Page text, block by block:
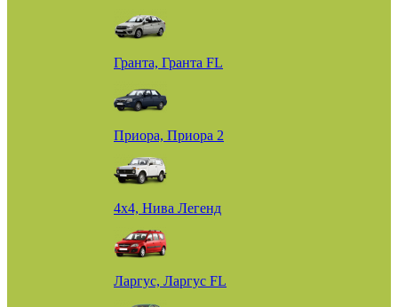
Гранта, Гранта FL
Приора, Приора 2
4х4, Нива Легенд
Ларгус, Ларгус FL